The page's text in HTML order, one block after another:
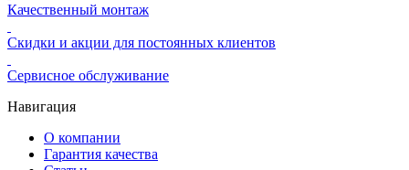
Качественный монтаж
Скидки и акции для постоянных клиентов
Сервисное обслуживание
Навигация
О компании
Гарантия качества